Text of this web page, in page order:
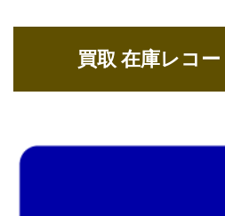
買取 在庫レコ